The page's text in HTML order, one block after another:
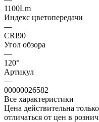
1100Lm
Индекс цветопередачи
—
CRI90
Угол обзора
—
120°
Артикул
—
00000026582
Все характеристики
Цена действительна
отличаться от цен в